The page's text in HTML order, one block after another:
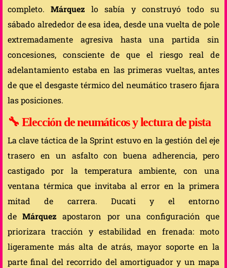
completo.Márquez lo sabía y construyó todo su
sábado alrededor de esa idea, desde una vuelta de pole
extremadamente agresiva hasta una partida sin
concesiones, consciente de que el riesgo real de
adelantamiento estaba en las primeras vueltas, antes
de que el desgaste térmico del neumático trasero fijara
las posiciones.
🔧 Elección de neumáticos y lectura de pista
La clave táctica de la Sprint estuvo en la gestión del eje
trasero en un asfalto con buena adherencia, pero
castigado por la temperatura ambiente, con una
ventana térmica que invitaba al error en la primera
mitad de carrera. Ducati y el entorno
deMárquez apostaron por una configuración que
priorizara tracción y estabilidad en frenada: moto
ligeramente más alta de atrás, mayor soporte en la
parte final del recorrido del amortiguador y un mapa